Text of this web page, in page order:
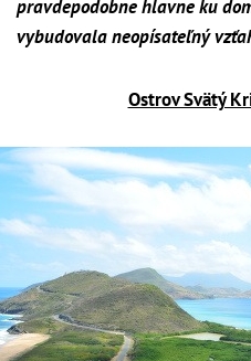
pravdepodobne hlavne ku
vybudovala neopísateľný
Ostrov Svätý